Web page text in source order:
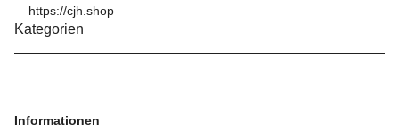
https://cjh.shop
Kategorien
Informationen